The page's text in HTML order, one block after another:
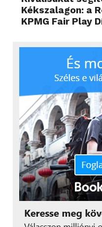
Kékszalagon: a
KPMG Fair Play